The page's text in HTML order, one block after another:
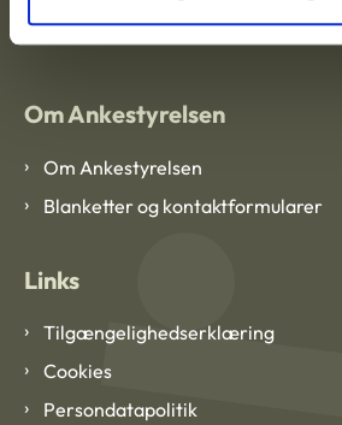
CVR: 1007 4002
Om Ankestyrelsen
Om Ankestyrelsen
Blanketter og kontaktformularer
Links
Tilgængelighedserklæring
Cookies
Persondatapolitik